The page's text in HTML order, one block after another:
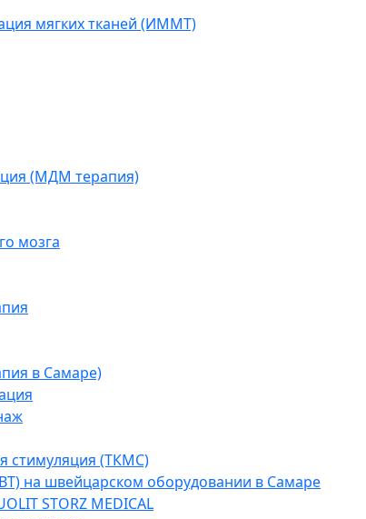
мягких тканей (ИММТ)
(МДМ терапия)
мозга
в Самаре)
стимуляция (ТКМС)
на швейцарском оборудовании в Самаре
STORZ MEDICAL